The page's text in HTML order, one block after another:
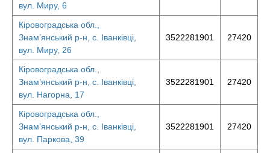
вул. Миру, 6
Кіровоградська обл.,
Знам’янський р-н, с. Іванківці,
вул. Миру, 26
3522281901 27420
Кіровоградська обл.,
Знам’янський р-н, с. Іванківці,
вул. Нагорна, 17
3522281901 27420
Кіровоградська обл.,
Знам’янський р-н, с. Іванківці,
вул. Паркова, 39
3522281901 27420